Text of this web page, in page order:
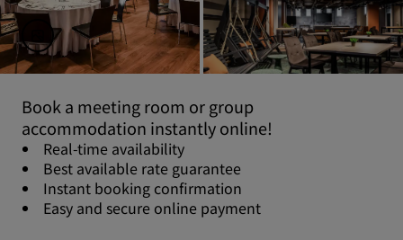
Book a meeting room or group
accommodation instantly online!
Real-time availability
Best available rate guarantee
Instant booking confirmation
Easy and secure online payment